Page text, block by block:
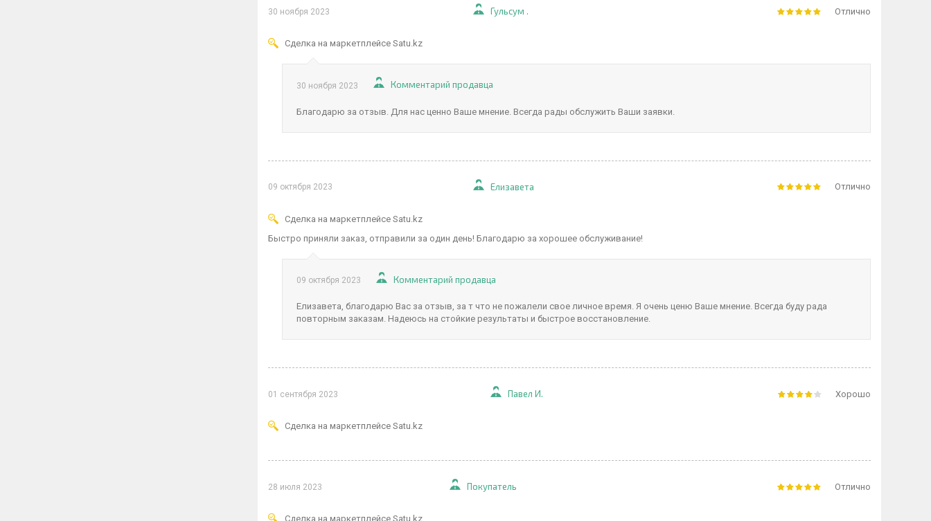
30 ноября 2023 Гульсум . Отлично
Сделка на маркетплейсе Satu.kz
30 ноября 2023 Комментарий продавца
Благодарю за отзыв. Для нас ценно Ваше мнение. Всегда рады обслужить Ваши заявки.
09 октября 2023 Елизавета Отлично
Сделка на маркетплейсе Satu.kz
Быстро приняли заказ, отправили за один день! Благодарю за хорошее обслуживание!
09 октября 2023 Комментарий продавца
Елизавета, благодарю Вас за отзыв, за т что не пожалели свое личное время. Я очень ценю Ваше мнение. Всегда буду рада
повторным заказам. Надеюсь на стойкие результаты и быстрое восстановление.
01 сентября 2023 Павел И. Хорошо
Сделка на маркетплейсе Satu.kz
28 июля 2023 Покупатель Отлично
Сделка на маркетплейсе Satu.kz